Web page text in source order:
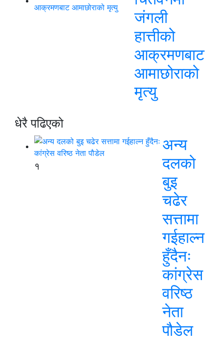
जंगली
हात्तीको
आक्रमणबाट
आमाछोराको
मृत्यु
धेरै पढिएको
१
अन्य
दलको
बुइ
चढेर
सत्तामा
गईहाल्न
हुँदैनः
कांग्रेस
वरिष्ठ
नेता
पौडेल